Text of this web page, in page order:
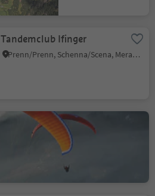
Tandemclub Ifinger
Prenn/Prenn, Schenna/Scena, Meran/Merano and environs
Paragliding tandemflights
kronplatz